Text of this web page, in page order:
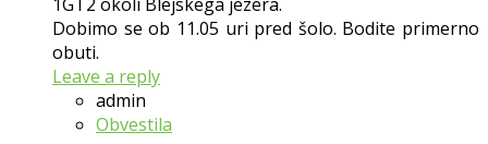
Dobimo se ob 11.05 uri pred šolo. Bodite primerno
obuti.
Leave a reply
admin
Obvestila